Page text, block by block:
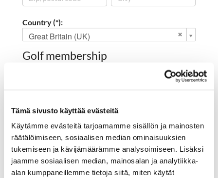
Tämä sivusto käyttää evästeitä
Käytämme evästeitä tarjoamamme sisällön ja mainosten
räätälöimiseen, sosiaalisen median ominaisuuksien
tukemiseen ja kävijämäärämme analysoimiseen. Lisäksi
jaamme sosiaalisen median, mainosalan ja analytiikka-
alan kumppaneillemme tietoja siitä, miten käytät
Country (*):
Great Britain (UK)
Golf membership
Member NO:
Register